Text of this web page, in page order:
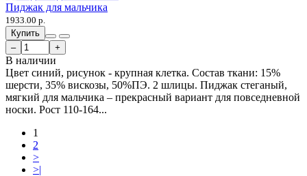
Пиджак для мальчика
1933.00 р.
Купить
–
+
В наличии
Цвет синий, рисунок - крупная клетка. Состав ткани: 15%
шерсти, 35% вискозы, 50%ПЭ. 2 шлицы. Пиджак стеганый,
мягкий для мальчика – прекрасный вариант для повседневной
носки. Рост 110-164...
1
2
>
>|